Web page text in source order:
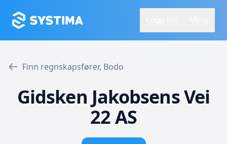
Finn regnskapsfører, Bodo
Gidsken Jakobsens Vei
22 AS